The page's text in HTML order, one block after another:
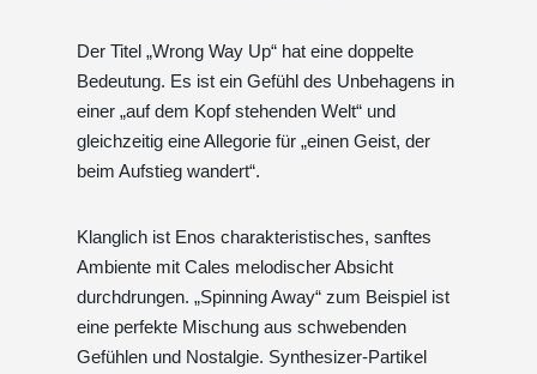
Der Titel „Wrong Way Up“ hat eine doppelte
Bedeutung. Es ist ein Gefühl des Unbehagens in
einer „auf dem Kopf stehenden Welt“ und
gleichzeitig eine Allegorie für „einen Geist, der
beim Aufstieg wandert“.
Klanglich ist Enos charakteristisches, sanftes
Ambiente mit Cales melodischer Absicht
durchdrungen. „Spinning Away“ zum Beispiel ist
eine perfekte Mischung aus schwebenden
Gefühlen und Nostalgie. Synthesizer-Partikel